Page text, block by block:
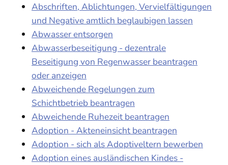
Abschriften, Ablichtungen, Vervielfältigungen
und Negative amtlich beglaubigen lassen
Abwasser entsorgen
Abwasserbeseitigung - dezentrale
Beseitigung von Regenwasser beantragen
oder anzeigen
Abweichende Regelungen zum
Schichtbetrieb beantragen
Abweichende Ruhezeit beantragen
Adoption - Akteneinsicht beantragen
Adoption - sich als Adoptiveltern bewerben
Adoption eines ausländischen Kindes -